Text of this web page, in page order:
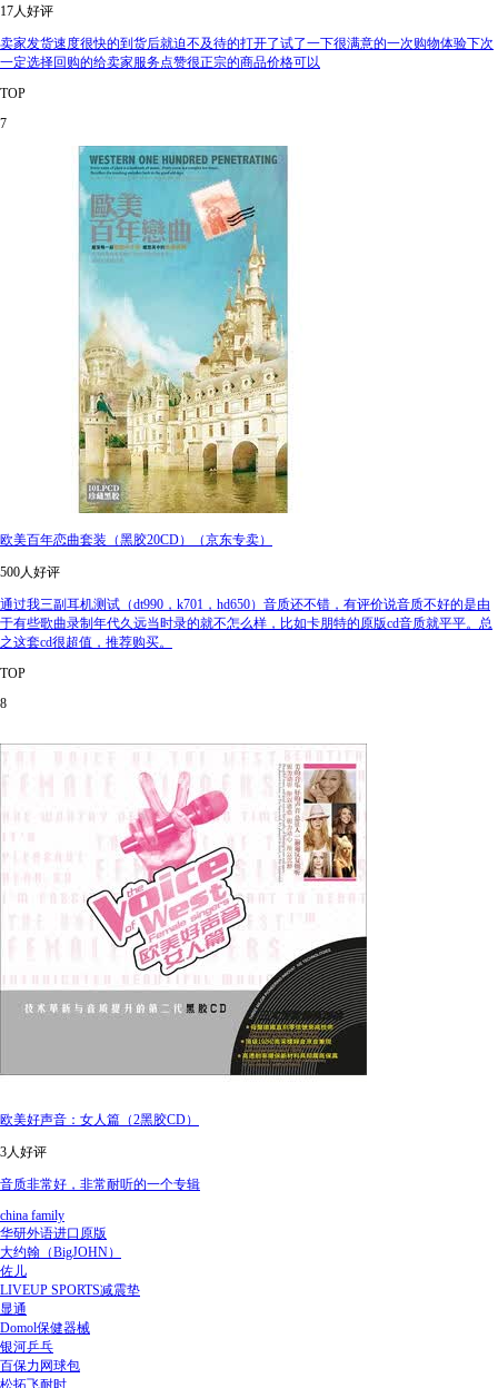
17人好评
卖家发货速度很快的到货后就迫不及待的打开了试了一下很满意的一次购物体验下次
一定选择回购的给卖家服务点赞很正宗的商品价格可以
TOP
7
欧美百年恋曲套装（黑胶20CD）（京东专卖）
500人好评
通过我三副耳机测试（dt990，k701，hd650）音质还不错，有评价说音质不好的是由
于有些歌曲录制年代久远当时录的就不怎么样，比如卡朋特的原版cd音质就平平。总
之这套cd很超值，推荐购买。
TOP
8
欧美好声音：女人篇（2黑胶CD）
3人好评
音质非常好，非常耐听的一个专辑
china family
华研外语进口原版
大约翰（BigJOHN）
佐儿
LIVEUP SPORTS减震垫
显通
Domol保健器械
银河乒乓
百保力网球包
松拓飞耐时